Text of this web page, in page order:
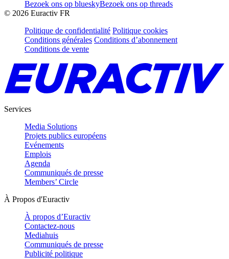
Bezoek ons op blueskyBezoek ons op threads
© 2026 Euractiv FR
Politique de confidentialité Politique cookies
Conditions générales Conditions d’abonnement
Conditions de vente
Services
Media Solutions
Projets publics européens
Evénements
Emplois
Agenda
Communiqués de presse
Members’ Circle
À Propos d'Euractiv
À propos d’Euractiv
Contactez-nous
Mediahuis
Communiqués de presse
Publicité politique